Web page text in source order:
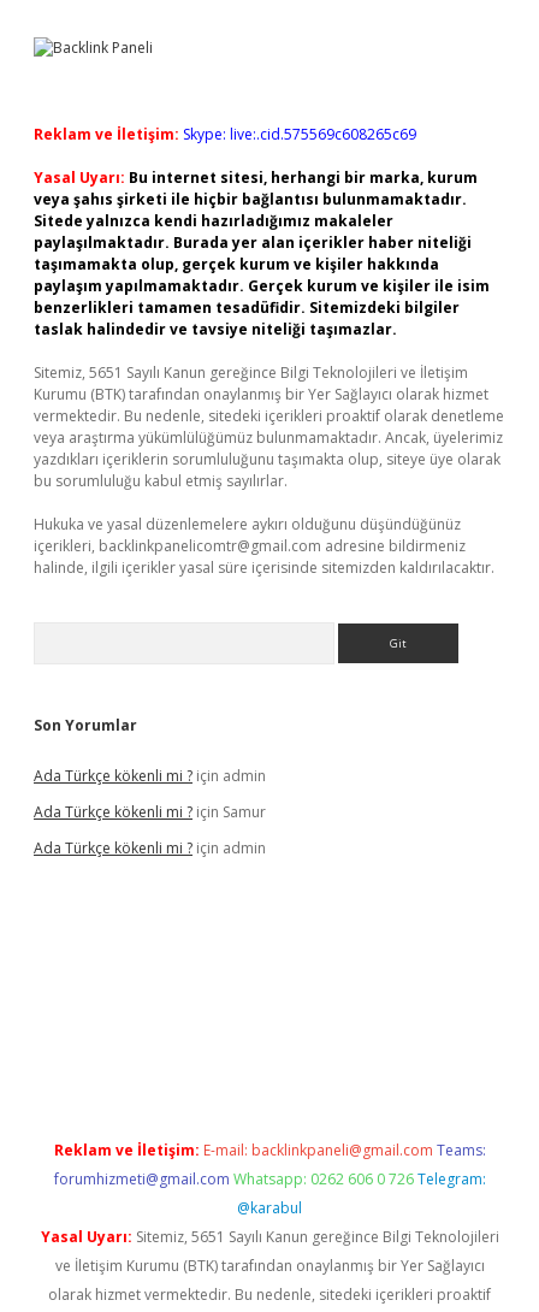
Reklam ve İletişim: Skype: live:.cid.575569c608265c69
Yasal Uyarı: Bu internet sitesi, herhangi bir marka, kurum
veya şahıs şirketi ile hiçbir bağlantısı bulunmamaktadır.
Sitede yalnızca kendi hazırladığımız makaleler
paylaşılmaktadır. Burada yer alan içerikler haber niteliği
taşımamakta olup, gerçek kurum ve kişiler hakkında
paylaşım yapılmamaktadır. Gerçek kurum ve kişiler ile isim
benzerlikleri tamamen tesadüfidir. Sitemizdeki bilgiler
taslak halindedir ve tavsiye niteliği taşımazlar.
Sitemiz, 5651 Sayılı Kanun gereğince Bilgi Teknolojileri ve İletişim
Kurumu (BTK) tarafından onaylanmış bir Yer Sağlayıcı olarak hizmet
vermektedir. Bu nedenle, sitedeki içerikleri proaktif olarak denetleme
veya araştırma yükümlülüğümüz bulunmamaktadır. Ancak, üyelerimiz
yazdıkları içeriklerin sorumluluğunu taşımakta olup, siteye üye olarak
bu sorumluluğu kabul etmiş sayılırlar.
Hukuka ve yasal düzenlemelere aykırı olduğunu düşündüğünüz
içerikleri, backlinkpanelicomtr@gmail.com adresine bildirmeniz
halinde, ilgili içerikler yasal süre içerisinde sitemizden kaldırılacaktır.
Son Yorumlar
Ada Türkçe kökenli mi ? için admin
Ada Türkçe kökenli mi ? için Samur
Ada Türkçe kökenli mi ? için admin
Reklam ve İletişim: E-mail: backlinkpaneli@gmail.com Teams:
forumhizmeti@gmail.com Whatsapp: 0262 606 0 726 Telegram:
@karabul
Yasal Uyarı: Sitemiz, 5651 Sayılı Kanun gereğince Bilgi Teknolojileri
ve İletişim Kurumu (BTK) tarafından onaylanmış bir Yer Sağlayıcı
olarak hizmet vermektedir. Bu nedenle, sitedeki içerikleri proaktif